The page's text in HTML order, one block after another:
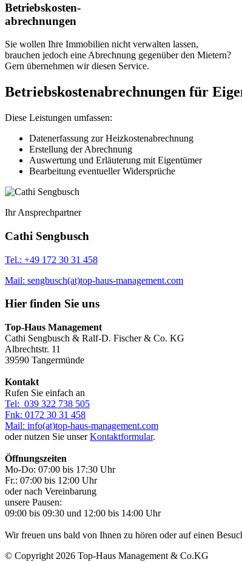
Betriebskosten-
­abrechnungen
Sie wollen Ihre Immobilien nicht verwalten lassen,
brauchen jedoch eine Abrechnung gegenüber den Mietern?
Gern übernehmen wir diesen Service.
Betriebskostenabrechnungen für
Diese Leistungen umfassen:
Datenerfassung zur Heizkostenabrechnung
Erstellung der Abrechnung
Auswertung und Erläuterung mit Eigentümer
Bearbeitung eventueller Widersprüche
Ihr Ansprechpartner
Cathi Sengbusch
Tel.: +49 172 30 31 458
Mail: sengbusch(at)top-haus-management.com
Hier finden Sie uns
Top-Haus Management
Cathi Sengbusch & Ralf-D. Fischer & Co. KG
Albrechtstr. 11
39590 Tangermünde
Kontakt
Rufen Sie einfach an
Tel: 039 322 738 505
Fnk: 0172 30 31 458
Mail: info(at)top-haus-management.com
oder nutzen Sie unserKontaktformular.
Öffnungszeiten
Mo-Do: 07:00 bis 17:30 Uhr
Fr.: 07:00 bis 12:00 Uhr
oder nach Vereinbarung
unsere Pausen:
09:00 bis 09:30 und 12:00 bis 14:00 Uhr
Wir freuen uns bald von Ihnen zu hören oder auf einen
© Copyright 2026 Top-Haus Management & Co.KG